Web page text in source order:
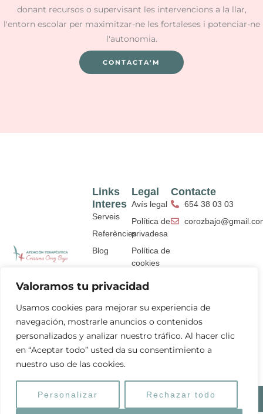
Valoramos tu privacidad
Usamos cookies para mejorar su experiencia de
navegación, mostrarle anuncios o contenidos
personalizados y analizar nuestro tráfico. Al hacer clic
en “Aceptar todo” usted da su consentimiento a
nuestro uso de las cookies.
Personalizar Rechazar todo
donant recursos o supervisant les intervencions a la llar,
l'entorn escolar per maximitzar-ne les fortaleses i potenciar-ne
l'autonomia.
CONTACTA'M
n
s
t
a
g
r
a
m
a
c
e
b
o
o
k
i
n
k
e
d
i
n
o
u
t
u
b
e
Legal
Avís legal
Política de
privadesa
Política de
cookies
Declaració
d'accessibilitat
Links
Interes
Serveis
Referències
Blog
Contacte
654 38 03 03
Cristina Oroz Baix 2026 © Disseny webamb ♥️ per ARTIC